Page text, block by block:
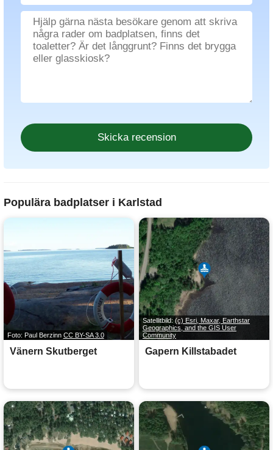
Populära badplatser i Karlstad
Foto: Paul Berzinn CC BY-SA 3.0
Vänern Skutberget
Satellitbild: (c) Esri, Maxar, Earthstar
Geographics, and the GIS User
Community
Gapern Killstabadet